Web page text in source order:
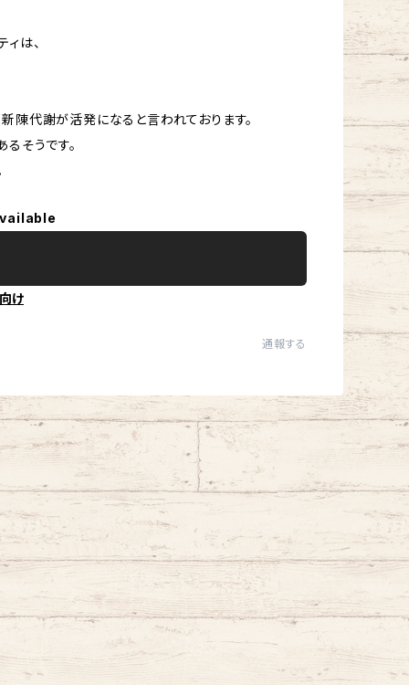
は、
陳代謝が活発になると言われております。
そうです。
け
通報する